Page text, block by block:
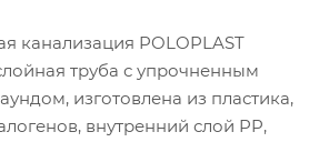
POLOPLAST
труба с упрочненным
изготовлена из пластика,
внутренний слой PP,